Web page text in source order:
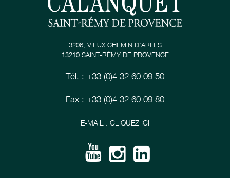
3206, VIEUX CHEMIN D’ARLES
13210 SAINT-RÉMY DE PROVENCE
Tél. : +33 (0)4 32 60 09 50
Fax : +33 (0)4 32 60 09 80
E-MAIL : CLIQUEZ ICI